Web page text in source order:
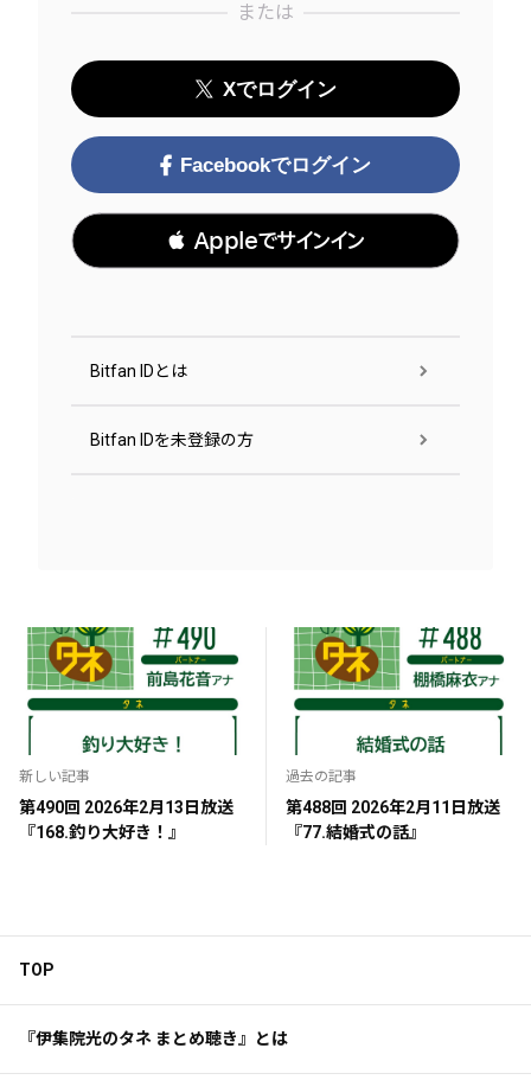
または
Xでログイン
Facebookでログイン
 Appleでサインイン
Bitfan IDとは
Bitfan IDを未登録の方
新しい記事
第490回 2026年2月13日放送
『168.釣り大好き！』
過去の記事
第488回 2026年2月11日放送
『77.結婚式の話』
TOP
『伊集院光のタネ まとめ聴き』とは